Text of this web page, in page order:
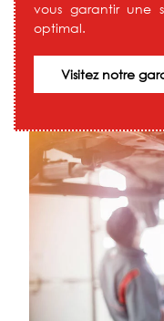
vous garantir une
optimal.
Visitez notre